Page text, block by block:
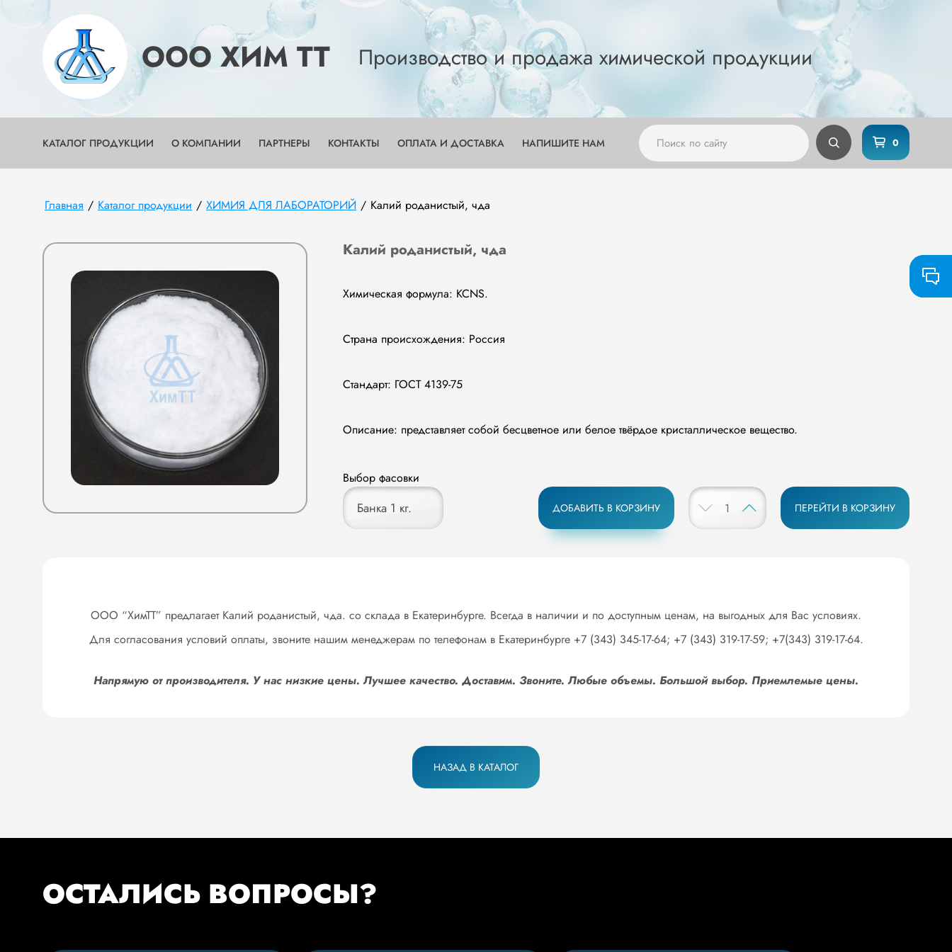
OOO ХИМ ТТ Производство и продажа химической продукции
КАТАЛОГ ПРОДУКЦИИ О КОМПАНИИ ПАРТНЕРЫ КОНТАКТЫ ОПЛАТА И ДОСТАВКА НАПИШИТЕ НАМ 0
Главная / Каталог продукции / ХИМИЯ ДЛЯ ЛАБОРАТОРИЙ / Калий роданистый, чда
Калий роданистый, чда
Химическая формула: KCNS.
Страна происхождения: Россия
Стандарт: ГОСТ 4139-75
Описание: представляет собой бесцветное или белое твёрдое кристаллическое вещество.
Выбор фасовки
Банка 1 кг. ДОБАВИТЬ В КОРЗИНУ ПЕРЕЙТИ В КОРЗИНУ
ООО “ХимТТ” предлагает Калий роданистый, чда. со склада в Екатеринбурге. Всегда в наличии и по доступным ценам, на выгодных для Вас условиях.
Для согласования условий оплаты, звоните нашим менеджерам по телефонам в Екатеринбурге +7 (343) 345-17-64; +7 (343) 319-17-59; +7(343) 319-17-64.
Напрямую от производителя. У нас низкие цены. Лучшее качество. Доставим. Звоните. Любые объемы. Большой выбор. Приемлемые цены.
НАЗАД В КАТАЛОГ
ОСТАЛИСЬ ВОПРОСЫ?